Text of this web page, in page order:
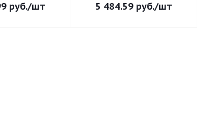
руб./шт 5 484.59 руб./шт